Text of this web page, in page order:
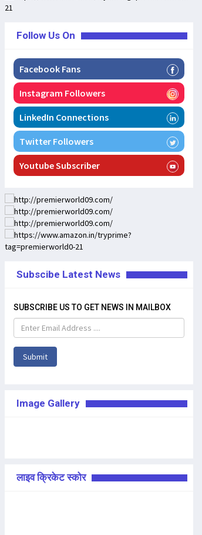
Follow Us On
Facebook Fans
Instagram Followers
LinkedIn Connections
Twitter Followers
Youtube Subscriber
Subscibe Latest News
SUBSCRIBE US TO GET NEWS IN MAILBOX
Submit
Image Gallery
लाइव क्रिकेट स्कोर